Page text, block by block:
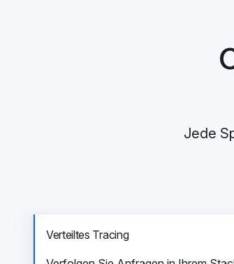
Jede
Verteiltes Tracing